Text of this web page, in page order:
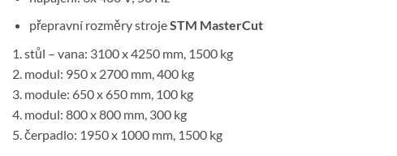
přepravní rozměry strojeSTM MasterCut
1. stůl – vana: 3100 x 4250 mm, 1500 kg
2. modul: 950 x 2700 mm, 400 kg
3. module: 650 x 650 mm, 100 kg
4. modul: 800 x 800 mm, 300 kg
5. čerpadlo: 1950 x 1000 mm, 1500 kg